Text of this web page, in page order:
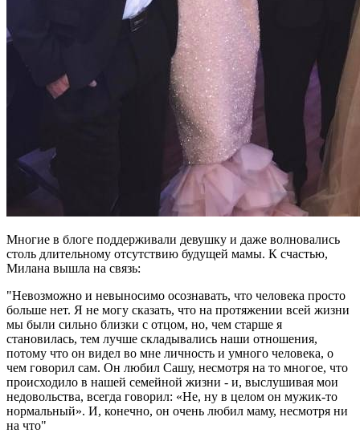
Многие в блоге поддерживали девушку и даже волновались
столь длительному отсутствию будущей мамы. К счастью,
Милана вышла на связь:
"Невозможно и невыносимо осознавать, что человека просто
больше нет. Я не могу сказать, что на протяжении всей жизни
мы были сильно близки с отцом, но, чем старше я
становилась, тем лучше складывались наши отношения,
потому что он видел во мне личность и умного человека, о
чем говорил сам. Он любил Сашу, несмотря на то многое, что
происходило в нашей семейной жизни - и, выслушивая мои
недовольства, всегда говорил: «Не, ну в целом он мужик-то
нормальный». И, конечно, он очень любил маму, несмотря ни
на что"